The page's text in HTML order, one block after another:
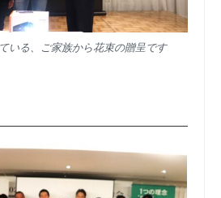
いる、ご家族から花束の贈呈です